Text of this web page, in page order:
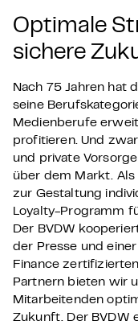
Optimale
sichere
Nach 75 Jahren hat
seine
Medienberufe
profitieren. Und
und private
über dem Markt. Als
zur Gestaltung
Loyalty-Programm
Der BVDW
der Presse und
Finance
Partnern bieten wir
Mitarbeitenden
Zukunft. Der BVDW